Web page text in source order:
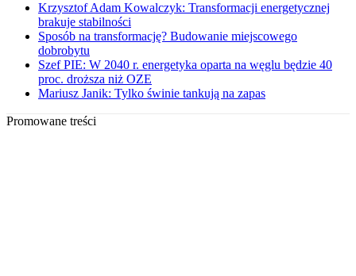
Krzysztof Adam Kowalczyk: Transformacji energetycznej
brakuje stabilności
Sposób na transformację? Budowanie miejscowego
dobrobytu
Szef PIE: W 2040 r. energetyka oparta na węglu będzie 40
proc. droższa niż OZE
Mariusz Janik: Tylko świnie tankują na zapas
Promowane treści